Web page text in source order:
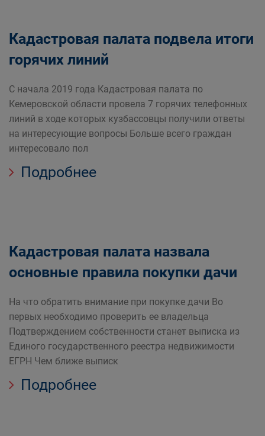
Кадастровая палата подвела итоги
горячих линий
С начала 2019 года Кадастровая палата по
Кемеровской области провела 7 горячих телефонных
линий в ходе которых кузбассовцы получили ответы
на интересующие вопросы Больше всего граждан
интересовало пол
Подробнее
Кадастровая палата назвала
основные правила покупки дачи
На что обратить внимание при покупке дачи Во
первых необходимо проверить ее владельца
Подтверждением собственности станет выписка из
Единого государственного реестра недвижимости
ЕГРН Чем ближе выписк
Подробнее